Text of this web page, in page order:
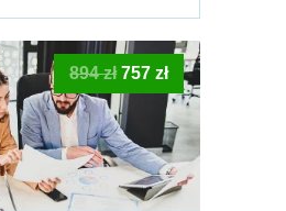
894zł Pierwotna
cena
wynosiła:
894 zł.
757złAktualna
cena
wynosi:
757 zł.